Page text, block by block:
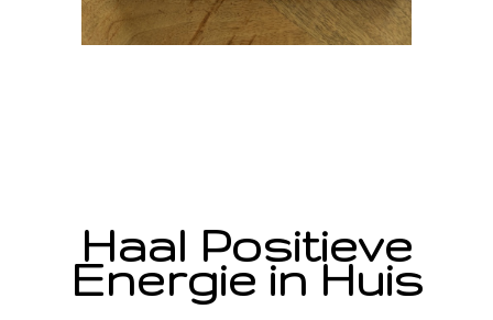
Haal Positieve
Energie in Huis